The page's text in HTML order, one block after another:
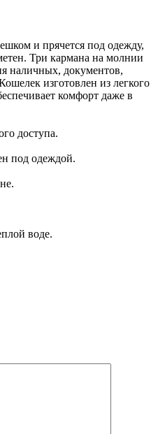
и прячется под одежду,
Три кармана на молнии
наличных, документов,
изготовлен из легкого
комфорт даже в
доступа.
под одеждой.
воде.